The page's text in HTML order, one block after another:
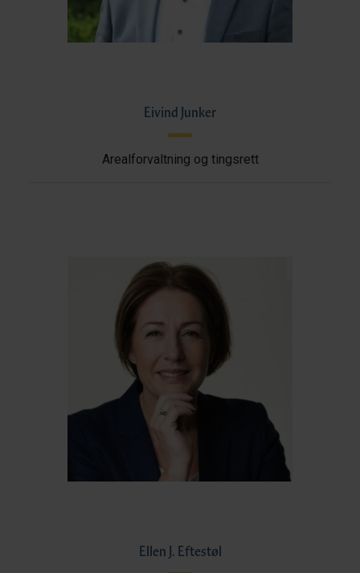
Eivind Junker
Arealforvaltning og tingsrett
Ellen J. Eftestøl